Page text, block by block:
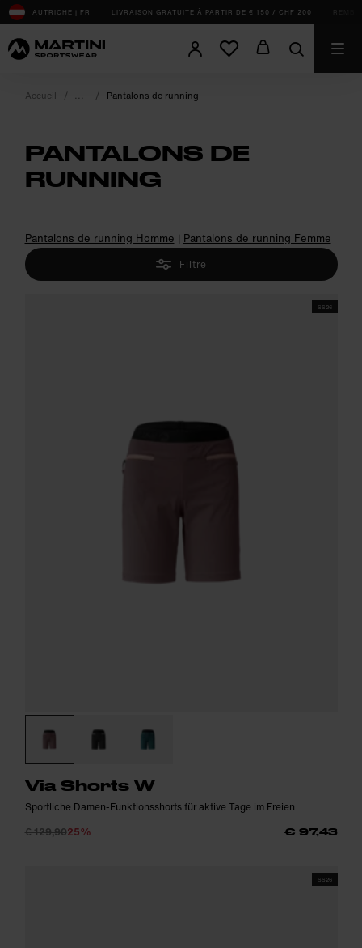
sr.Table Of Content
AUTRICHE | FR LIVRAISON GRATUITE À PARTIR DE € 150 / CHF 200
Accueil Pantalons de running
PANTALONS DE
RUNNING
Pantalons de running Homme | Pantalons de running Femme
Filtre
SS26
Via Shorts W
Sportliche Damen-Funktionsshorts für aktive Tage im Freien
€ 129,9025% € 97,43
SS26